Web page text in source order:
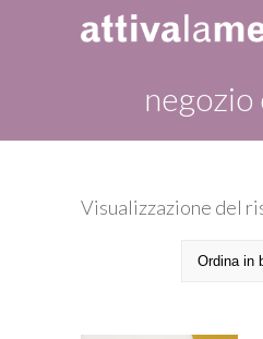
negozio
Visualizzazione del